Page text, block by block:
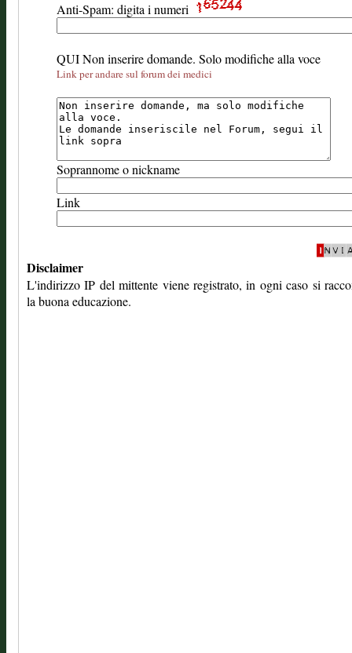
Anti-Spam: digita i numeri
QUI Non inserire domande. Solo modifiche alla voce
Link per andare sul forum dei medici
Soprannome o nickname
Link
Disclaimer
L'indirizzo IP del mittente viene registrato, in ogni caso si
la buona educazione.